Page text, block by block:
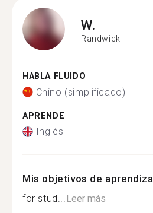
W.
Randwick
HABLA FLUIDO
Chino (simplificado)
APRENDE
Inglés
Mis objetivos de
for stud...Leer más